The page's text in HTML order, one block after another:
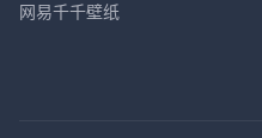
网易千千壁纸